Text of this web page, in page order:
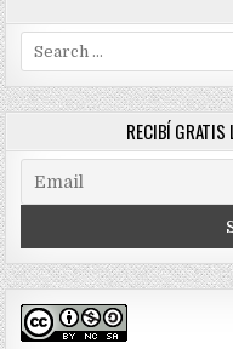
for:
RECIBÍ GRATIS